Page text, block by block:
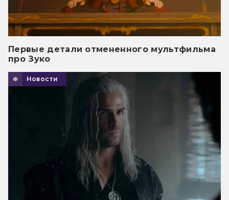
Первые детали отмененного мультфильма
про Зуко
Новости